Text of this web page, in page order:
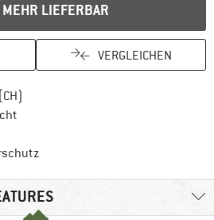
LIEFERBAR
VERGLEICHEN
die Zahlungs-Infos hier! Öffnet